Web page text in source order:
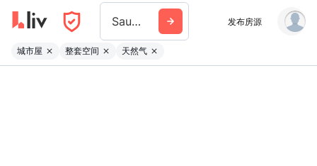
Sault Ste Marie 发布房源
城市屋 整套空间 天然气